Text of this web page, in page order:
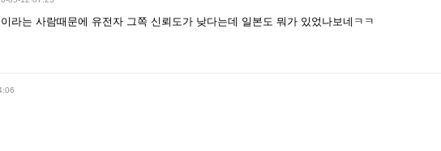
라는 사람때문에 유전자 그쪽 신뢰도가 낮다는데 일본도 뭐가 있었나보네ㅋㅋ